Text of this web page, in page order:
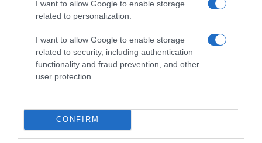
I want to allow Google to enable storage
related to personalization.
I want to allow Google to enable storage
related to security, including authentication
functionality and fraud prevention, and other
user protection.
CONFIRM
Παρακαλώ Περιμένετε...